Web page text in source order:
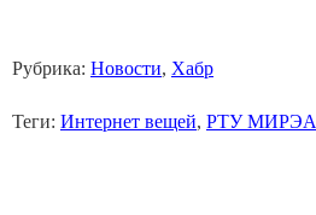
Рубрика: Новости, Хабр
Теги: Интернет вещей, РТУ МИРЭА